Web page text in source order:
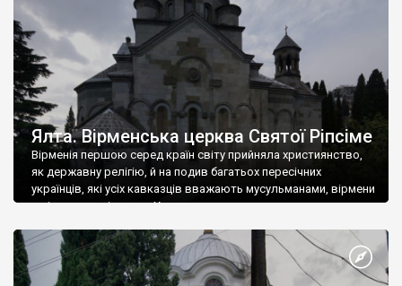
Ялта. Вірменська церква Святої Ріпсіме
Вірменія першою серед країн світу прийняла християнство,
як державну релігію, й на подив багатьох пересічних
українців, які усіх кавказців вважають мусульманами, вірмени
є відданими вірянами Христа